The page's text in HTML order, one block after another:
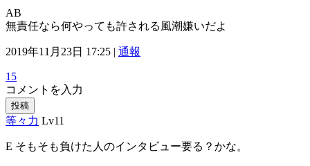
AB
無責任なら何やっても許される風潮嫌いだよ
2019年11月23日 17:25 | 通報
15
コメントを入力
投稿
等々力 Lv11
E そもそも負けた人のインタビュー要る？かな。